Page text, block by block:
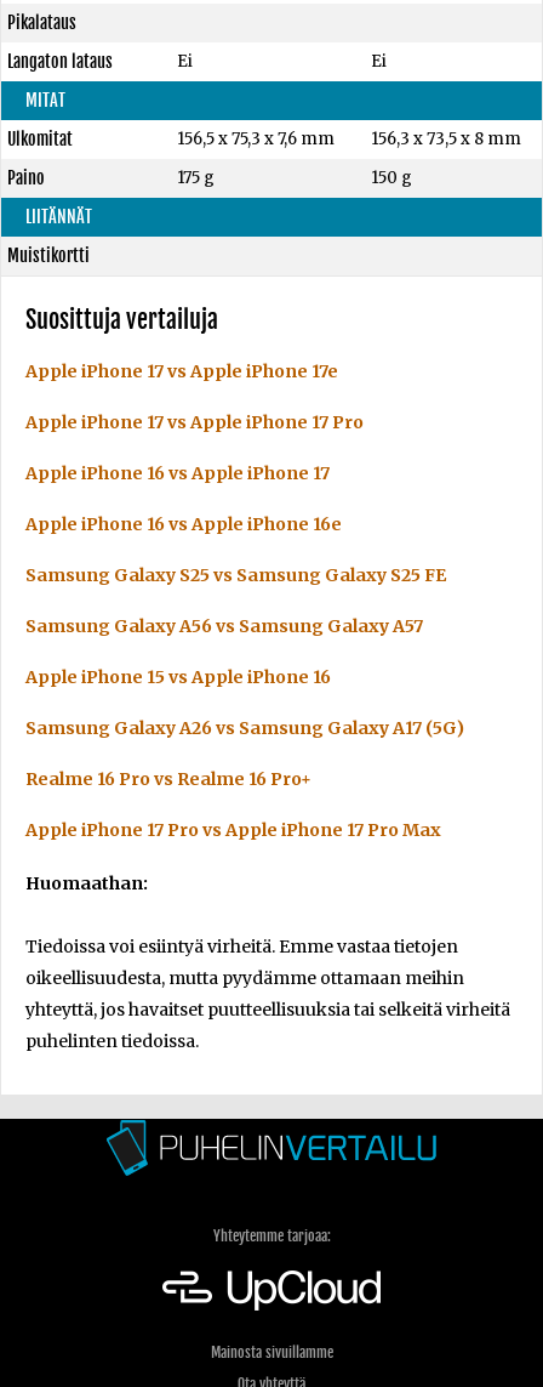
Pikalataus
Langaton lataus
Ei
Ei
MITAT
Ulkomitat
156,5 x 75,3 x 7,6 mm
156,3 x 73,5 x 8 mm
Paino
175 g
150 g
LIITÄNNÄT
Muistikortti
Suosittuja vertailuja
Apple iPhone 17 vs Apple iPhone 17e
Apple iPhone 17 vs Apple iPhone 17 Pro
Apple iPhone 16 vs Apple iPhone 17
Apple iPhone 16 vs Apple iPhone 16e
Samsung Galaxy S25 vs Samsung Galaxy S25 FE
Samsung Galaxy A56 vs Samsung Galaxy A57
Apple iPhone 15 vs Apple iPhone 16
Samsung Galaxy A26 vs Samsung Galaxy A17 (5G)
Realme 16 Pro vs Realme 16 Pro+
Apple iPhone 17 Pro vs Apple iPhone 17 Pro Max
Huomaathan:
Tiedoissa voi esiintyä virheitä. Emme vastaa tietojen
oikeellisuudesta, mutta pyydämme ottamaan meihin
yhteyttä, jos havaitset puutteellisuuksia tai selkeitä virheitä
puhelinten tiedoissa.
Yhteytemme tarjoaa:
Mainosta sivuillamme